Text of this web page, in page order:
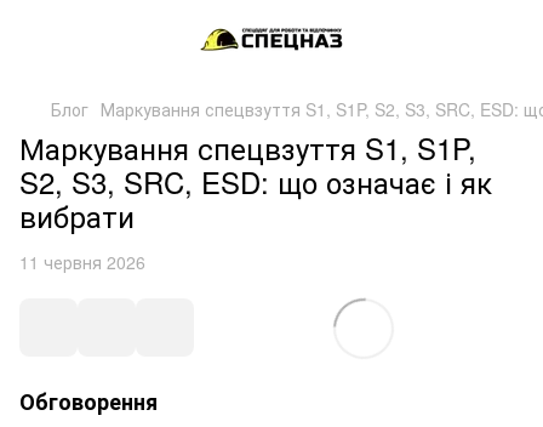
Блог Маркування спецвзуття S1, S1P, S2, S3, SRC, ESD:
Маркування спецвзуття S1, S1P,
S2, S3, SRC, ESD: що означає і як
вибрати
11 червня 2026
Обговорення